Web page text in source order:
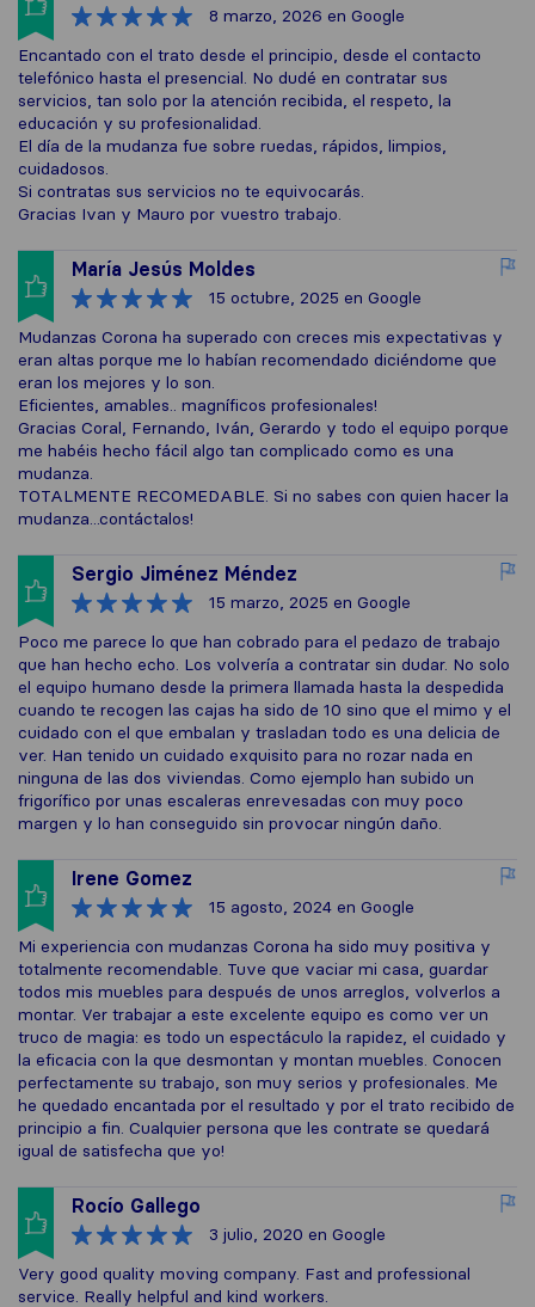
8 marzo, 2026 en Google
Encantado con el trato desde el principio, desde el contacto
telefónico hasta el presencial. No dudé en contratar sus
servicios, tan solo por la atención recibida, el respeto, la
educación y su profesionalidad.
El día de la mudanza fue sobre ruedas, rápidos, limpios,
cuidadosos.
Si contratas sus servicios no te equivocarás.
Gracias Ivan y Mauro por vuestro trabajo.
María Jesús Moldes
15 octubre, 2025 en Google
Mudanzas Corona ha superado con creces mis expectativas y
eran altas porque me lo habían recomendado diciéndome que
eran los mejores y lo son.
Eficientes, amables.. magníficos profesionales!
Gracias Coral, Fernando, Iván, Gerardo y todo el equipo porque
me habéis hecho fácil algo tan complicado como es una
mudanza.
TOTALMENTE RECOMEDABLE. Si no sabes con quien hacer la
mudanza...contáctalos!
Sergio Jiménez Méndez
15 marzo, 2025 en Google
Poco me parece lo que han cobrado para el pedazo de trabajo
que han hecho echo. Los volvería a contratar sin dudar. No solo
el equipo humano desde la primera llamada hasta la despedida
cuando te recogen las cajas ha sido de 10 sino que el mimo y el
cuidado con el que embalan y trasladan todo es una delicia de
ver. Han tenido un cuidado exquisito para no rozar nada en
ninguna de las dos viviendas. Como ejemplo han subido un
frigorífico por unas escaleras enrevesadas con muy poco
margen y lo han conseguido sin provocar ningún daño.
Irene Gomez
15 agosto, 2024 en Google
Mi experiencia con mudanzas Corona ha sido muy positiva y
totalmente recomendable. Tuve que vaciar mi casa, guardar
todos mis muebles para después de unos arreglos, volverlos a
montar. Ver trabajar a este excelente equipo es como ver un
truco de magia: es todo un espectáculo la rapidez, el cuidado y
la eficacia con la que desmontan y montan muebles. Conocen
perfectamente su trabajo, son muy serios y profesionales. Me
he quedado encantada por el resultado y por el trato recibido de
principio a fin. Cualquier persona que les contrate se quedará
igual de satisfecha que yo!
Rocío Gallego
3 julio, 2020 en Google
Very good quality moving company. Fast and professional
service. Really helpful and kind workers.